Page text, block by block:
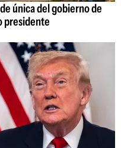
única del gobierno de
presidente